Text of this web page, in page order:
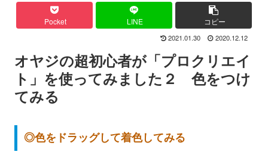
Pocket LINE コピー
2021.01.30 2020.12.12
オヤジの超初心者が「プロクリエイ
ト」を使ってみました２ 色をつけ
てみる
◎色をドラッグして着色してみる